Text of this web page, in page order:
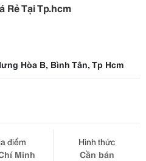
Rẻ Tại Tp.hcm
Hòa B, Bình Tân, Tp Hcm
điểm
Minh
Hình thức
Cần bán